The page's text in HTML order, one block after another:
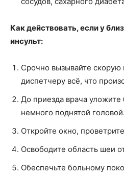
Как действовать, если у
инсульт:
Срочно вызывайте
диспетчеру всё, что
До приезда врача уложите
немного поднятой головой.
Откройте окно,
Освободите область шеи
Обеспечьте больному